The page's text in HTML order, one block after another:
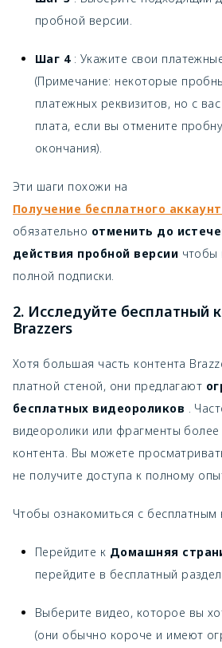
пробной версии.
Шаг 4 : Укажите свои
(Примечание: некоторые
платежных реквизитов, но с
плата, если вы отмените
окончания).
Эти шаги похожи на
Получение бесплатного
обязательно отменить до
действия пробной версии чтобы
полной подписки.
2. Исследуйте бесплатный
Brazzers
Хотя большая часть контента
платной стеной, они предлагают
бесплатных видеороликов
.
видеоролики или фрагменты более
контента. Вы можете
не получите доступа к полному
Чтобы ознакомиться с бесплатным
Перейдите к Домашняя
перейдите в бесплатный раздел.
Выберите видео, которое вы
(они обычно короче и имеют